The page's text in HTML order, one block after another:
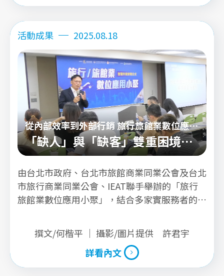
活動成果
2025.08.18
從內部效率到外部行銷 旅行旅館業數位應用
全攻略
「缺人」與「缺客」雙重困境，
旅遊產業如何可靠數位破局？
由台北市政府、台北市旅館商業同業公會及台北
市旅行商業同業公會、IEAT聯手舉辦的「旅行
旅館業數位應用小聚」，結合多家實服務者的實
新能量。
撰文/何楷平 ｜ 攝影/圖片提供 許君宇
詳看內文